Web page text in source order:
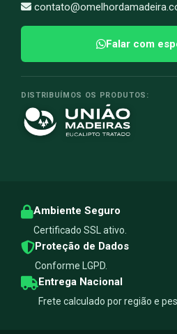
Falar com
DISTRIBUÍMOS OS PRODUTOS:
Ambiente Seguro
Certificado SSL ativo.
Proteção de Dados
Conforme LGPD.
Entrega Nacional
Frete calculado por região e